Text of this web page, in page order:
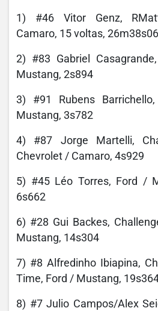
1) #46 Vitor Genz,
Camaro, 15 voltas,
2) #83 Gabriel
Mustang, 2s894
3) #91 Rubens
Mustang, 3s782
4) #87 Jorge Martelli,
Chevrolet / Camaro, 4s929
5) #45 Léo Torres, Ford /
6s662
6) #28 Gui Backes,
Mustang, 14s304
7) #8 Alfredinho Ibiapina,
Time, Ford / Mustang,
8) #7 Julio Campos/Alex